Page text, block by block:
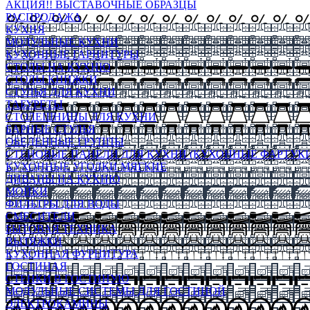
АКЦИЯ!! ВЫСТАВОЧНЫЕ ОБРАЗЦЫ
РАСПРОДАЖА
КУХНЯ
МОДУЛЬНЫЕ КУХНИ
КУХОННЫЕ ГАРНИТУРЫ
СТОЛЫ НА КУХНЮ
СТОЛЫ КНИЖКИ
СТУЛЬЯ ДЛЯ КУХНИ
ТАБУРЕТЫ
СТОЛЕШНИЦЫ ДЛЯ КУХНИ
БАРНЫЕ СТУЛЬЯ
ОБЕДЕННЫЕ ГРУППЫ
СТЕНОВЫЕ ПАНЕЛИ ДЛЯ КУХНИ (КУХОННЫЕ
КУХОННЫЕ УГОЛКИ МЯГКИЕ
ДИВАНЫ НА КУХНЮ
МОЙКИ
ФИЛЬТРЫ ДЛЯ ВОДЫ
СМЕСИТЕЛИ
БЫТОВАЯ ТЕХНИКА
ВЫТЯЖКИ
КУХОННАЯ ФУРНИТУРА
ГОСТИНАЯ
СТЕНКИ В ГОСТИНУЮ
МОДУЛЬНЫЕ СИСТЕМЫ ДЛЯ ГОСТИНОЙ
ЭЛЕКТРОКАМИНЫ